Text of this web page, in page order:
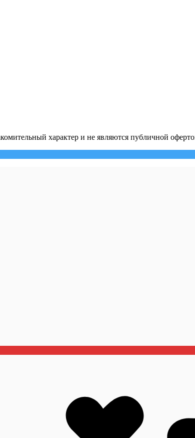
характер и не являются публичной